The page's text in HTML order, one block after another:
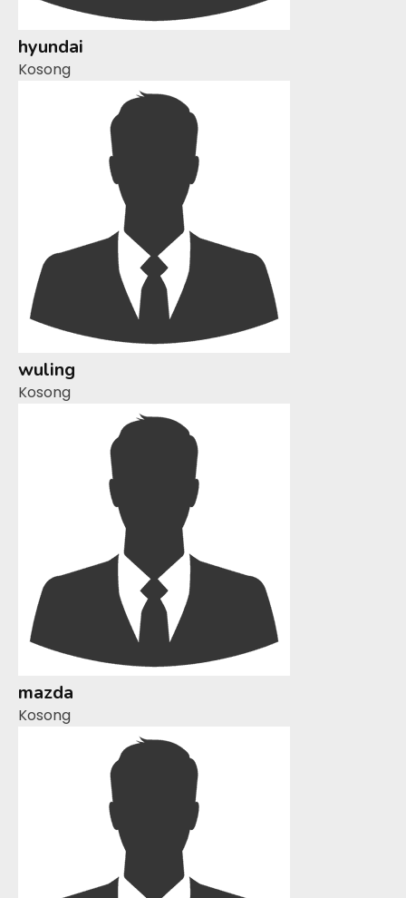
hyundai
Kosong
wuling
Kosong
mazda
Kosong